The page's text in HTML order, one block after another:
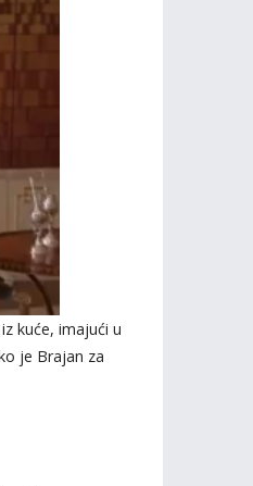
kuće, imajući u
je Brajan za